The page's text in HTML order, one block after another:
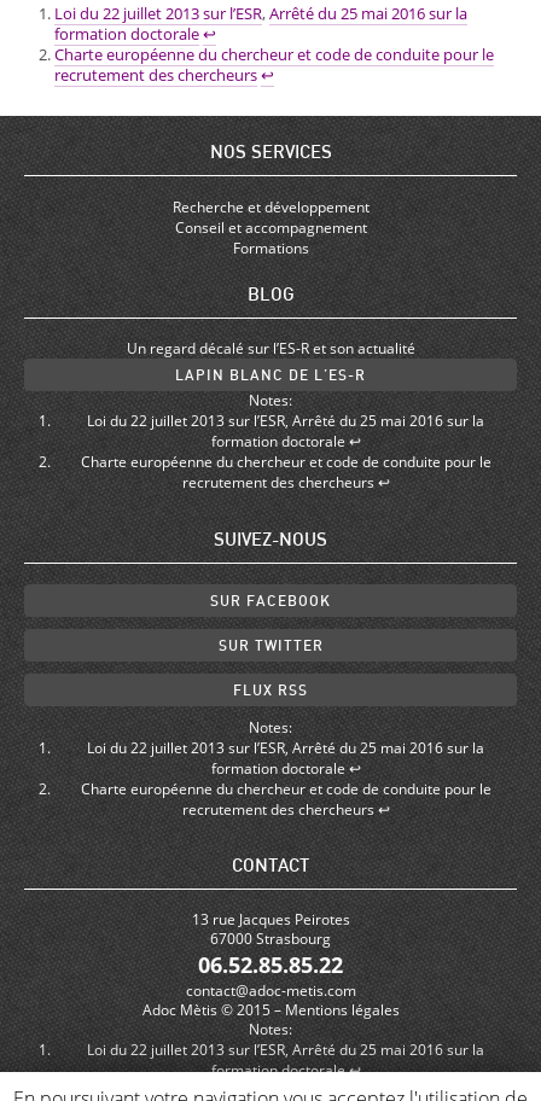
Loi du 22 juillet 2013 sur l’ESR,Arrêté du 25 mai 2016 sur la
formation doctorale↩
Charte européenne du chercheur et code de conduite pour le
recrutement des chercheurs↩
NOS SERVICES
Recherche et développement
Conseil et accompagnement
Formations
BLOG
Un regard décalé sur l’ES-R et son actualité
LAPIN BLANC DE L’ES-R
Notes:
Loi du 22 juillet 2013 sur l’ESR, Arrêté du 25 mai 2016 sur la
formation doctorale ↩
Charte européenne du chercheur et code de conduite pour le
recrutement des chercheurs ↩
SUIVEZ-NOUS
SUR FACEBOOK
SUR TWITTER
FLUX RSS
Notes:
Loi du 22 juillet 2013 sur l’ESR, Arrêté du 25 mai 2016 sur la
formation doctorale ↩
Charte européenne du chercheur et code de conduite pour le
recrutement des chercheurs ↩
CONTACT
13 rue Jacques Peirotes
67000 Strasbourg
06.52.85.85.22
contact@adoc-metis.com
Adoc Mètis © 2015 – Mentions légales
Notes:
Loi du 22 juillet 2013 sur l’ESR, Arrêté du 25 mai 2016 sur la
formation doctorale↩
Charte européenne du chercheur et code de conduite pour le